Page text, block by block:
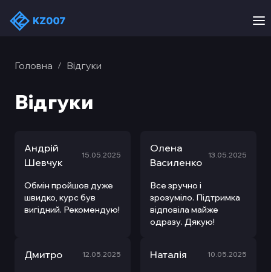
Головна / Вiдгуки
Вiдгуки
Андрій
Шевчук
15.05.2025
Обмін пройшов дуже
швидко, курс був
вигідний. Рекомендую!
Олена
Василенко
13.05.2025
Все зручно і
зрозуміло. Підтримка
відповіла майже
одразу. Дякую!
Дмитро 12.05.2025 Наталія 10.05.2025